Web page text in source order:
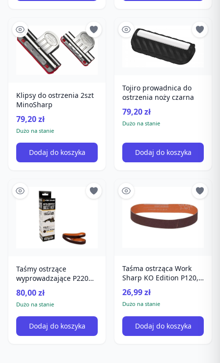
Klipsy do ostrzenia 2szt
MinoSharp
79,20 zł
Dużo na stanie
Dodaj do koszyka
Tojiro prowadnica do
ostrzenia noży czarna
79,20 zł
Dużo na stanie
Dodaj do koszyka
Taśmy ostrzące
wyprowadzające P220
80,00 zł
Dużo na stanie
Dodaj do koszyka
Taśma ostrząca Work
Sharp KO Edition P120,
1 szt
26,99 zł
Dużo na stanie
Dodaj do koszyka